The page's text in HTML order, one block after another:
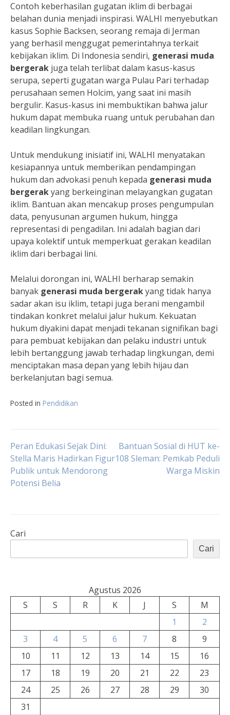
Contoh keberhasilan gugatan iklim di berbagai
belahan dunia menjadi inspirasi. WALHI menyebutkan
kasus Sophie Backsen, seorang remaja di Jerman
yang berhasil menggugat pemerintahnya terkait
kebijakan iklim. Di Indonesia sendiri, generasi muda
bergerak juga telah terlibat dalam kasus-kasus
serupa, seperti gugatan warga Pulau Pari terhadap
perusahaan semen Holcim, yang saat ini masih
bergulir. Kasus-kasus ini membuktikan bahwa jalur
hukum dapat membuka ruang untuk perubahan dan
keadilan lingkungan.
Untuk mendukung inisiatif ini, WALHI menyatakan
kesiapannya untuk memberikan pendampingan
hukum dan advokasi penuh kepada generasi muda
bergerakyang berkeinginan melayangkan gugatan
iklim. Bantuan akan mencakup proses pengumpulan
data, penyusunan argumen hukum, hingga
representasi di pengadilan. Ini adalah bagian dari
upaya kolektif untuk memperkuat gerakan keadilan
iklim dari berbagai lini.
Melalui dorongan ini, WALHI berharap semakin
banyak generasi muda bergerakyang tidak hanya
sadar akan isu iklim, tetapi juga berani mengambil
tindakan konkret melalui jalur hukum. Kekuatan
hukum diyakini dapat menjadi tekanan signifikan bagi
para pembuat kebijakan dan pelaku industri untuk
lebih bertanggung jawab terhadap lingkungan, demi
menciptakan masa depan yang lebih hijau dan
berkelanjutan bagi semua.
Posted in Pendidikan
Navigasi
pos
Peran Edukasi Sejak Dini:
Stella Maris Hadirkan Figur
Publik untuk Mendorong
Potensi Belia
Bantuan Sosial di HUT ke-
108 Sleman: Pemkab Peduli
Warga Miskin
Cari
Cari
Agustus 2026
S
S R K J S
M
1
2
3
4 5 6 7 8
9
10
11 12 13 14 15
16
17
18 19 20 21 22
23
24
25 26 27 28 29
30
31